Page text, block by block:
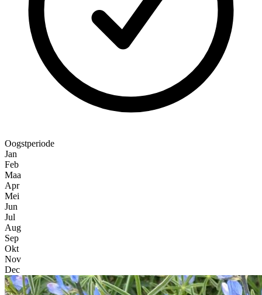
Oogstperiode
Jan
Feb
Maa
Apr
Mei
Jun
Jul
Aug
Sep
Okt
Nov
Dec